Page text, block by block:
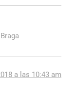
a las 10:43 am